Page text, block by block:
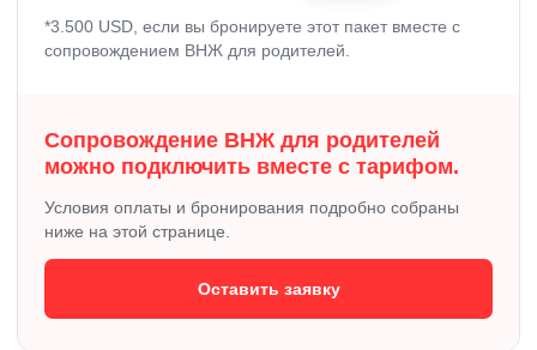
*3.500 USD, если вы бронируете этот пакет вместе с
сопровождением ВНЖ для родителей.
Сопровождение ВНЖ для родителей
можно подключить вместе с тарифом.
Условия оплаты и бронирования подробно собраны
ниже на этой странице.
Оставить заявку